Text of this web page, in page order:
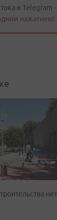
в Telegram
нажатием!
нет